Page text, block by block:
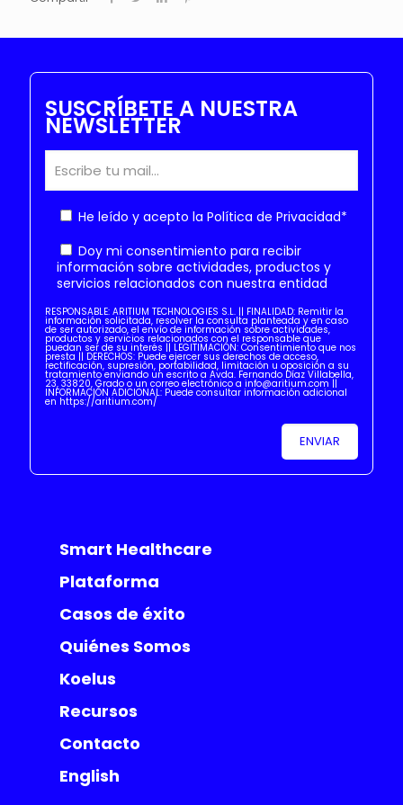
SUSCRÍBETE A NUESTRA
NEWSLETTER
He leído y acepto la Política de Privacidad*
Doy mi consentimiento para recibir
información sobre actividades, productos y
servicios relacionados con nuestra entidad
RESPONSABLE: ARITIUM TECHNOLOGIES S.L. || FINALIDAD: Remitir la
información solicitada, resolver la consulta planteada y en caso
de ser autorizado, el envío de información sobre actividades,
productos y servicios relacionados con el responsable que
puedan ser de su interés || LEGITIMACIÓN: Consentimiento que nos
presta || DERECHOS: Puede ejercer sus derechos de acceso,
rectificación, supresión, portabilidad, limitación u oposición a su
tratamiento enviando un escrito a Avda. Fernando Díaz Villabella,
23, 33820, Grado o un correo electrónico a info@aritium.com ||
INFORMACIÓN ADICIONAL: Puede consultar información adicional
en https://aritium.com/
Smart Healthcare
Plataforma
Casos de éxito
Quiénes Somos
Koelus
Recursos
Contacto
English